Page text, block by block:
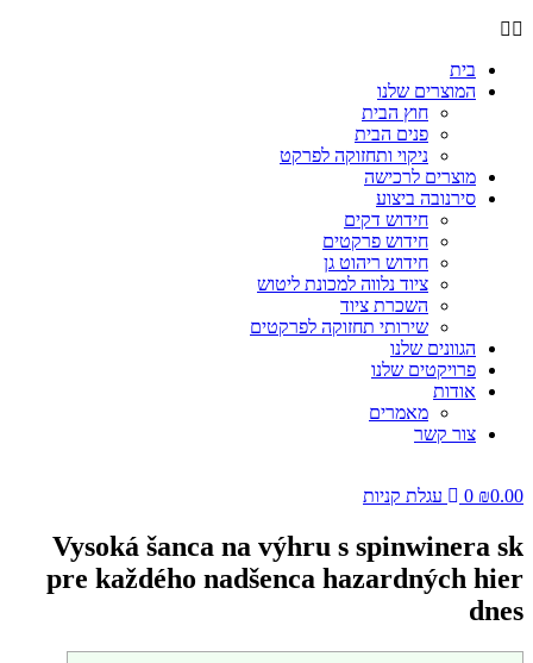
בית
המוצרים שלנו
חוץ הבית
פנים הבית
ניקוי ותחזוקה לפרקט
מוצרים לרכישה
סירנובה ביצוע
חידוש דקים
חידוש פרקטים
חידוש ריהוט גן
ציוד נלווה למכונת ליטוש
השכרת ציוד
שירותי תחזוקה לפרקטים
הגוונים שלנו
פרויקטים שלנו
אודות
מאמרים
צור קשר
₪0.00
0 עגלת קניות
Vysoká šanca na výhru s spinwinera sk
pre každého nadšenca hazardných hier
dnes